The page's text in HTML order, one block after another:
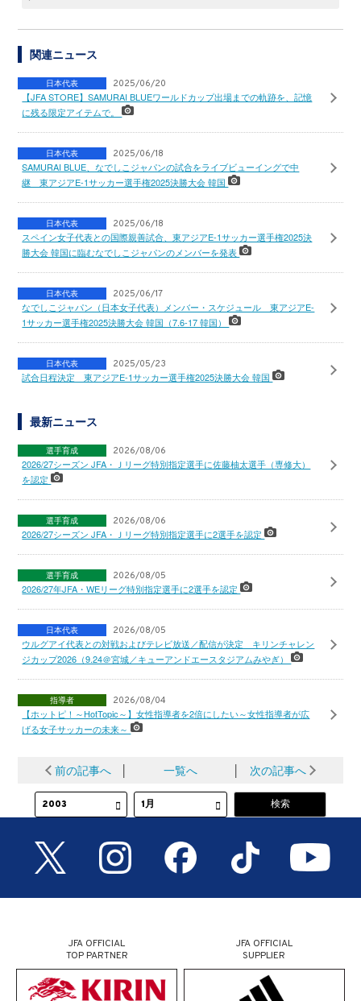
関連ニュース
日本代表 2025/06/20
【JFA STORE】SAMURAI BLUEワールドカップ出場までの軌跡を、記憶
に残る限定アイテムで。
日本代表 2025/06/18
SAMURAI BLUE、なでしこジャパンの試合をライブビューイングで中
継 東アジアE-1サッカー選手権2025決勝大会 韓国
日本代表 2025/06/18
スペイン女子代表との国際親善試合、東アジアE-1サッカー選手権2025決
勝大会 韓国に臨むなでしこジャパンのメンバーを発表
日本代表 2025/06/17
なでしこジャパン（日本女子代表）メンバー・スケジュール 東アジアE-
1サッカー選手権2025決勝大会 韓国（7.6-17 韓国）
日本代表 2025/05/23
試合日程決定 東アジアE-1サッカー選手権2025決勝大会 韓国
最新ニュース
選手育成 2026/08/06
2026/27シーズン JFA・Ｊリーグ特別指定選手に佐藤柚太選手（専修大）
を認定
選手育成 2026/08/06
2026/27シーズン JFA・Ｊリーグ特別指定選手に2選手を認定
選手育成 2026/08/05
2026/27年JFA・WEリーグ特別指定選手に2選手を認定
日本代表 2026/08/05
ウルグアイ代表との対戦およびテレビ放送／配信が決定 キリンチャレン
ジカップ2026（9.24＠宮城／キューアンドエースタジアムみやぎ）
指導者 2026/08/04
【ホットピ！～HotTopic～】女性指導者を2倍にしたい～女性指導者が広
げる女子サッカーの未来～
前の記事へ │ 一覧へ │ 次の記事へ
JFA OFFICIAL
TOP PARTNER
JFA OFFICIAL
SUPPLIER